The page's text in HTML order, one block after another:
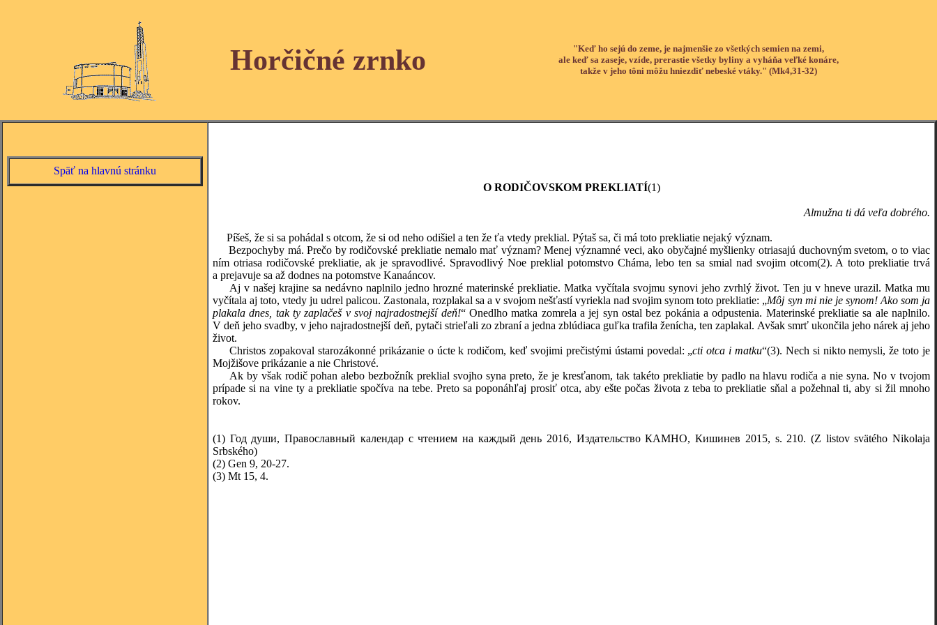
Horčičné zrnko
"Keď ho sejú do zeme, je najmenšie zo všetkých semien na zemi,
ale keď sa zaseje, vzíde, prerastie všetky byliny a vyháňa veľké konáre,
takže v jeho tôni môžu hniezdiť nebeské vtáky." (Mk4,31-32)
Späť na hlavnú stránku
O RODIČOVSKOM PREKLIATÍ(1)
Almužna ti dá veľa dobrého.
Píšeš, že si sa pohádal s otcom, že si od neho odišiel a ten že ťa vtedy preklial. Pýtaš sa, či má toto prekliatie nejaký význam.
Bezpochyby má. Prečo by rodičovské prekliatie nemalo mať význam? Menej významné veci, ako obyčajné myšlienky otriasajú duchovným svetom, o to viac
ním otriasa rodičovské prekliatie, ak je spravodlivé. Spravodlivý Noe preklial potomstvo Cháma, lebo ten sa smial nad svojim otcom(2). A toto prekliatie trvá
a prejavuje sa až dodnes na potomstve Kanaáncov.
Aj v našej krajine sa nedávno naplnilo jedno hrozné materinské prekliatie. Matka vyčítala svojmu synovi jeho zvrhlý život. Ten ju v hneve urazil. Matka mu
vyčítala aj toto, vtedy ju udrel palicou. Zastonala, rozplakal sa a v svojom nešťastí vyriekla nad svojim synom toto prekliatie: „Môj syn mi nie je synom! Ako som ja
plakala dnes, tak ty zaplačeš v svoj najradostnejší deň!“ Onedlho matka zomrela a jej syn ostal bez pokánia a odpustenia. Materinské prekliatie sa ale naplnilo.
V deň jeho svadby, v jeho najradostnejší deň, pytači strieľali zo zbraní a jedna zblúdiaca guľka trafila ženícha, ten zaplakal. Avšak smrť ukončila jeho nárek aj jeho
život.
Christos zopakoval starozákonné prikázanie o úcte k rodičom, keď svojimi prečistými ústami povedal: „cti otca i matku“(3). Nech si nikto nemysli, že toto je
Mojžišove prikázanie a nie Christové.
Ak by však rodič pohan alebo bezbožník preklial svojho syna preto, že je kresťanom, tak takéto prekliatie by padlo na hlavu rodiča a nie syna. No v tvojom
prípade si na vine ty a prekliatie spočíva na tebe. Preto sa poponáhľaj prosiť otca, aby ešte počas života z teba to prekliatie sňal a požehnal ti, aby si žil mnoho
rokov.
(1) Год души, Православный календар с чтением на каждый день 2016, Издательство КАМНО, Кишинев 2015, s. 210. (Z listov svätého Nikolaja
Srbského)
(2) Gen 9, 20-27.
(3) Mt 15, 4.